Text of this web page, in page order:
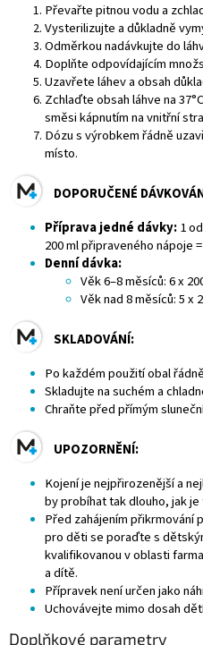
Převařte pitnou vodu a
Vysterilizujte a důkladně
Odměrkou nadávkujte do
Doplňte odpovídajícím
Uzavřete láhev a obsah
Zchlaďte obsah láhve na
směsi kápnutím na vnitřní
Dózu s výrobkem řádně
místo.
DOPORUČENÉ
Příprava jedné dávky:1
200 ml připraveného nápoje
Denní dávka:
Věk 6–8 měsíců: 6 x
Věk nad 8 měsíců: 5 x
SKLADOVÁNÍ:
Po každém použití obal
Skladujte na suchém a
Chraňte před přímým
UPOZORNĚNÍ:
Kojení je nejpřirozenější a
by probíhat tak dlouho, jak je
Před zahájením přikrmování
pro děti se poraďte s
kvalifikovanou v oblasti
a dítě.
Přípravek není určen jako
Uchovávejte mimo dosah
Doplňkové parametry